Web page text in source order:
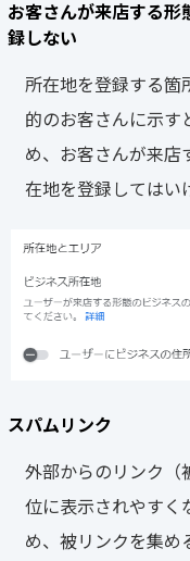
お客さんが来店する形
録しない
所在地を登録する箇
的のお客さんに示す
め、お客さんが来店
在地を登録してはい
スパムリンク
外部からのリンク（
位に表示されやすく
め、被リンクを集め